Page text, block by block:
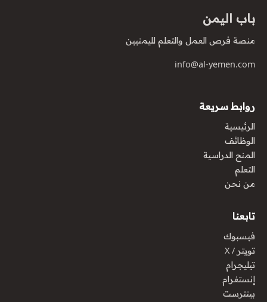
باب اليمن
منصة فرص العمل والتعلم لليمنيين
info@al-yemen.com
روابط سريعة
الرئيسية
الوظائف
المنح الدراسية
التعلم
من نحن
تابعنا
فيسبوك
تويتر / X
تيليجرام
إنستغرام
بينترست